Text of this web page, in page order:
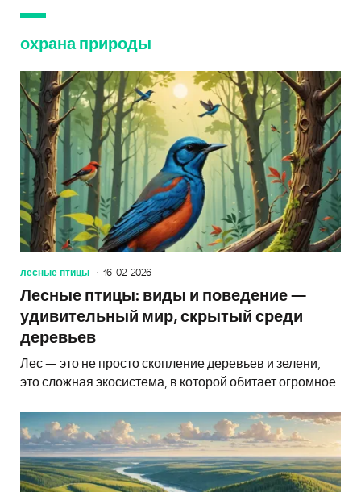
охрана природы
лесные птицы 16-02-2026
Лесные птицы: виды и поведение —
удивительный мир, скрытый среди
деревьев
Лес — это не просто скопление деревьев и зелени,
это сложная экосистема, в которой обитает огромное